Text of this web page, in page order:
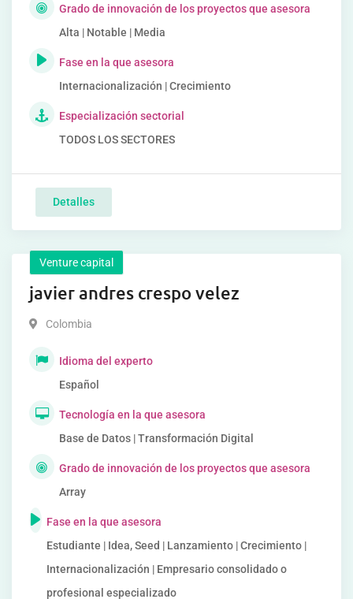
Grado de innovación de los proyectos que asesora
Alta | Notable | Media
Fase en la que asesora
Internacionalización | Crecimiento
Especialización sectorial
TODOS LOS SECTORES
Detalles
Venture capital
javier andres crespo velez
Colombia
Idioma del experto
Español
Tecnología en la que asesora
Base de Datos | Transformación Digital
Grado de innovación de los proyectos que asesora
Array
Fase en la que asesora
Estudiante | Idea, Seed | Lanzamiento | Crecimiento |
Internacionalización | Empresario consolidado o
profesional especializado